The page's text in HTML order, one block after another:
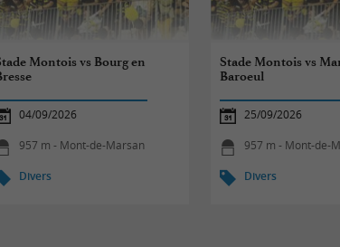
Montois vs Bourg en
04/09/2026
957 m - Mont-de-Marsan
Divers
Stade Montois vs
Baroeul
25/09/2026
957 m - Mont-de-
Divers